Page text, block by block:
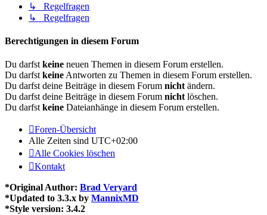
↳ Regelfragen
↳ Regelfragen
Berechtigungen in diesem Forum
Du darfstkeine neuen Themen in diesem Forum erstellen.
Du darfstkeineAntworten zu Themen in diesem Forum erstellen.
Du darfst deine Beiträge in diesem Forum nichtändern.
Du darfst deine Beiträge in diesem Forum nichtlöschen.
Du darfstkeine Dateianhänge in diesem Forum erstellen.
Foren-Übersicht
Alle Zeiten sind UTC+02:00
Alle Cookies löschen
Kontakt
*Original Author: Brad Veryard
*Updated to 3.3.x by MannixMD
*Style version: 3.4.2